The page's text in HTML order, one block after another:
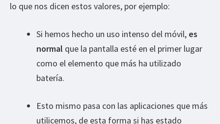
lo que nos dicen estos valores, por ejemplo:
Si hemos hecho un uso intenso del móvil, es
normal que la pantalla esté en el primer lugar
como el elemento que más ha utilizado
batería.
Esto mismo pasa con las aplicaciones que más
utilicemos, de esta forma si has estado